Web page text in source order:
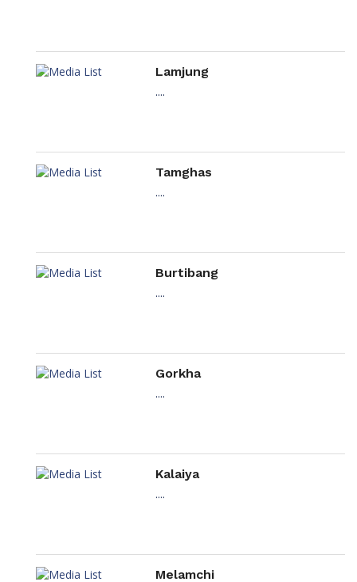
Lamjung
....
Tamghas
....
Burtibang
....
Gorkha
....
Kalaiya
....
Melamchi